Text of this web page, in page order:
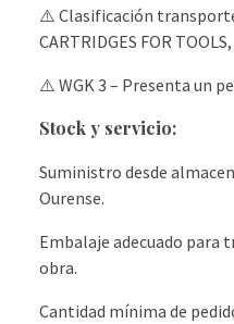
⚠️ Clasificación transporte
CARTRIDGES FOR
⚠️ WGK 3 – Presenta un
Stock y servicio:
Suministro desde
Ourense.
Embalaje adecuado para
obra.
Cantidad mínima de